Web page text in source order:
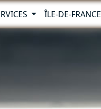
ÎLE-DE-FRANCE